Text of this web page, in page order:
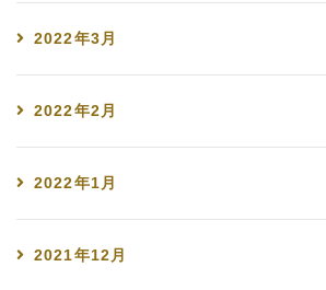
2022年3月
2022年2月
2022年1月
2021年12月